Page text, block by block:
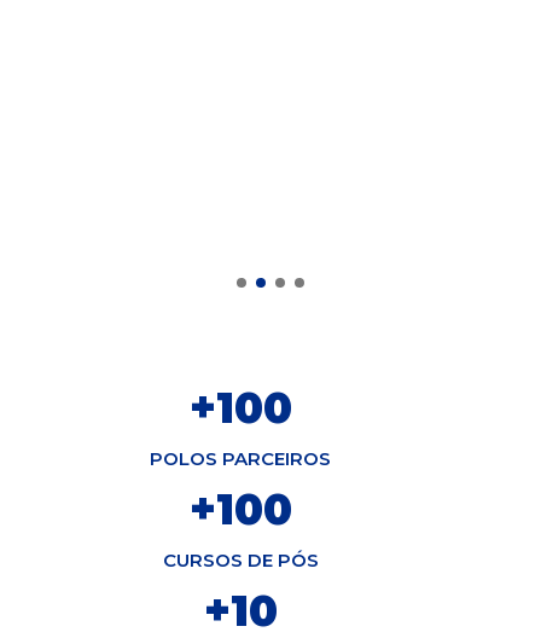
+100
POLOS PARCEIROS
+100
CURSOS DE PÓS
+10